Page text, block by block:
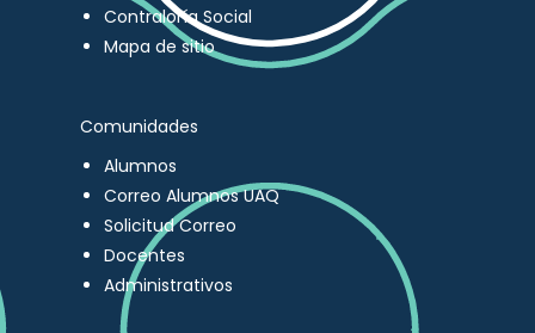
Contraloría Social
Mapa de sitio
Comunidades
Alumnos
Correo Alumnos UAQ
Solicitud Correo
Docentes
Administrativos